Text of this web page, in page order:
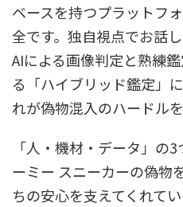
ベースを持つプラットフ
全です。独自視点でお話
AIによる画像判定と熟練
る「ハイブリッド鑑定」
れが偽物混入のハードル
「人・機材・データ」の
ーミー スニーカーの偽物
ちの安心を支えてくれて